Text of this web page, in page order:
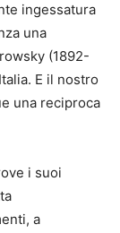
ingessatura
una
(1892-
E il nostro
una reciproca
i suoi
a